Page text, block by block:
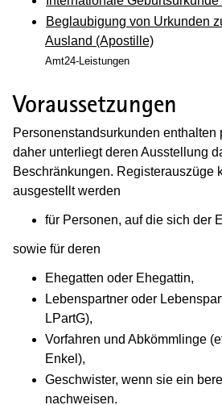
Beglaubigung von Urkunden
Ausland (Apostille)
Amt24-Leistungen
Voraussetzungen
Personenstandsurkunden enthalten
daher unterliegt deren Ausstellung
Beschränkungen. Registerauszüge
ausgestellt werden
für Personen, auf die sich der
sowie für deren
Ehegatten oder Ehegattin,
Lebenspartner oder
LPartG),
Vorfahren und Abkömmlinge
Enkel),
Geschwister, wenn sie ein
nachweisen.